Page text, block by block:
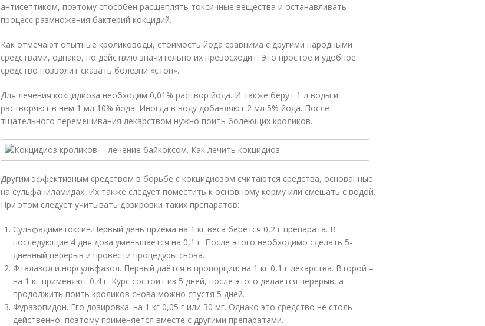
антисептиком, поэтому способен расщеплять токсичные вещества и останавливать
процесс размножения бактерий кокцидий.
Как отмечают опытные кролиководы, стоимость йода сравнима с другими народными
средствами, однако, по действию значительно их превосходит. Это простое и удобное
средство позволит сказать болезни «стоп».
Для лечения кокцидиоза необходим 0,01% раствор йода. И также берут 1 л воды и
растворяют в нём 1 мл 10% йода. Иногда в воду добавляют 2 мл 5% йода. После
тщательного перемешивания лекарством нужно поить болеющих кроликов.
Другим эффективным средством в борьбе с кокцидиозом считаются средства, основанные
на сульфаниламидах. Их также следует поместить к основному корму или смешать с водой.
При этом следует учитывать дозировки таких препаратов:
Сульфадиметоксин.Первый день приёма на 1 кг веса берётся 0,2 г препарата. В
последующие 4 дня доза уменьшается на 0,1 г. После этого необходимо сделать 5-
дневный перерыв и провести процедуры снова.
Фталазол и норсульфазол. Первый даётся в пропорции: на 1 кг 0,1 г лекарства. Второй –
на 1 кг применяют 0,4 г. Курс состоит из 5 дней, после этого делается перерыв, а
продолжить поить кроликов снова можно спустя 5 дней.
Фуразопидон. Его дозировка: на 1 кг 0,05 г или 30 мг. Однако это средство не столь
действенно, поэтому применяется вместе с другими препаратами.